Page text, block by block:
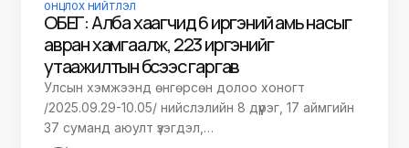
ОНЦЛОХ НИЙТЛЭЛ
ОБЕГ: Алба хаагчид 6 иргэний амь насыг
авран хамгаалж, 223 иргэнийг
утаажилтын бүсээс гаргав
Улсын хэмжээнд өнгөрсөн долоо хоногт
/2025.09.29-10.05/ нийслэлийн 8 дүүрэг, 17 аймгийн
37 суманд аюулт үзэгдэл,…